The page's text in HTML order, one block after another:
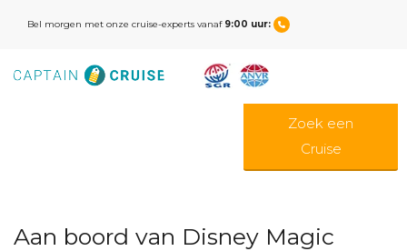
Bel morgen met onze cruise-experts vanaf 9:00 uur:
Zoek een
Cruise
Aan boord van Disney Magic